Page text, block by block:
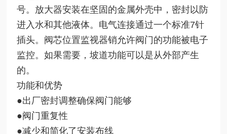
号。放大器安装在坚固的金属外壳中，密封以防
进入水和其他液体。电气连接通过一个标准7针
插头。阀芯位置监视器销允许阀门的功能被电子
监控。如果需要，坡道功能可以是从外部产生
的。
功能和优势
●出厂密封调整确保阀门能够
●阀门重复性
●减少和简化了安装布线